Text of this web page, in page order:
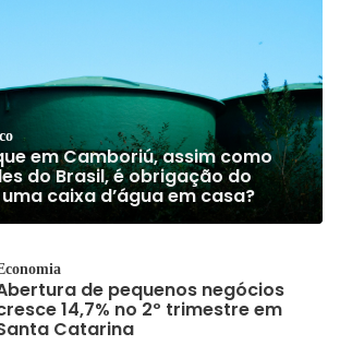
em Camboriú, assim como
do Brasil, é obrigação do
caixa d’água em casa?
de pequenos negócios
14,7% no 2º trimestre em
Catarina